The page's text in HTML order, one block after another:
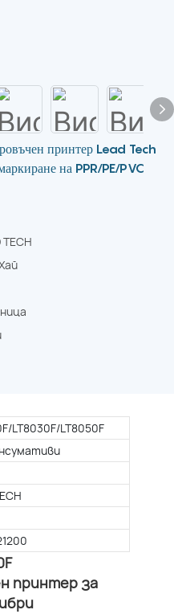
принтер Lead Tech
на PPR/PE/PVC
TECH
LT8030F/LT8050F
принтер за